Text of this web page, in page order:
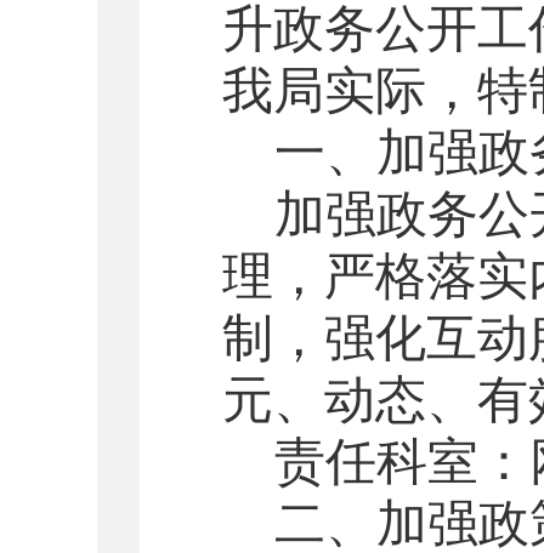
升政务公开
我局实际，
一、加强
加强政务
理，严格落实
制，强化互
元、动态、
责任科室
二、加强政